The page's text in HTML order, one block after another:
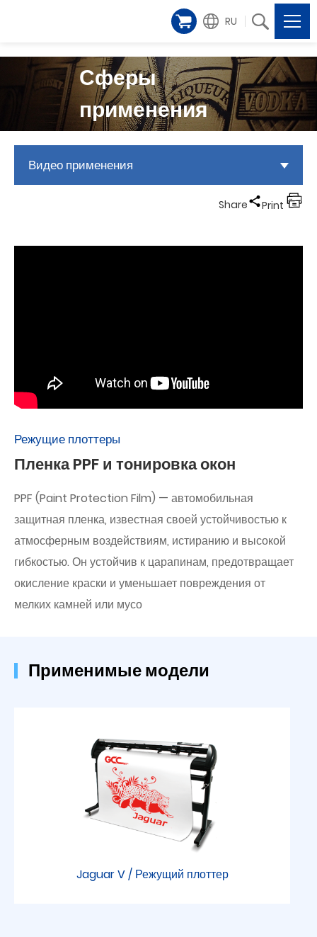
RU
Сферы
применения
Видео применения
Share Print
Режущие плоттеры
Пленка PPF и тонировка окон
PPF (Paint Protection Film) — автомобильная
защитная пленка, известная своей устойчивостью к
атмосферным воздействиям, истиранию и высокой
гибкостью. Он устойчив к царапинам, предотвращает
окисление краски и уменьшает повреждения от
мелких камней или мусо
Применимые модели
Jaguar V / Режущий плоттер